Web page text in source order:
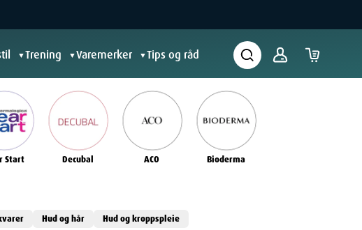
▼Trening ▼Varemerker ▼Tips og råd
Start Decubal ACO Bioderma
Hud og hår Hud og kroppspleie